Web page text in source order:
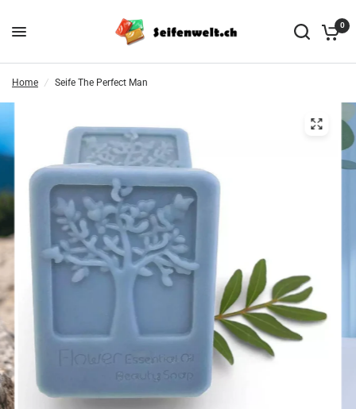
0
Home / Seife The Perfect Man